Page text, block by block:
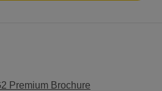
Premium Brochure